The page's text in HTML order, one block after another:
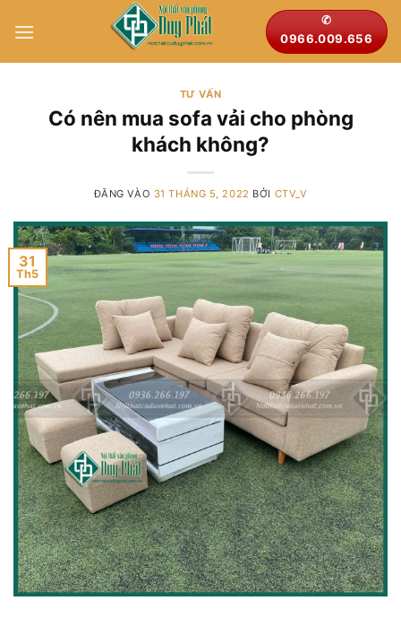
qua
✆
0966.009.656
TƯ VẤN
Có nên mua sofa vải cho phòng
khách không?
ĐĂNG VÀO 31 THÁNG 5, 2022 BỞI CTV_V
31
Th5